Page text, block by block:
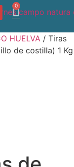
0
HUELVA / Tiras
de costilla) 1 Kg